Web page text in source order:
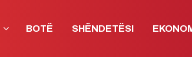
BOTË SHËNDETËSI